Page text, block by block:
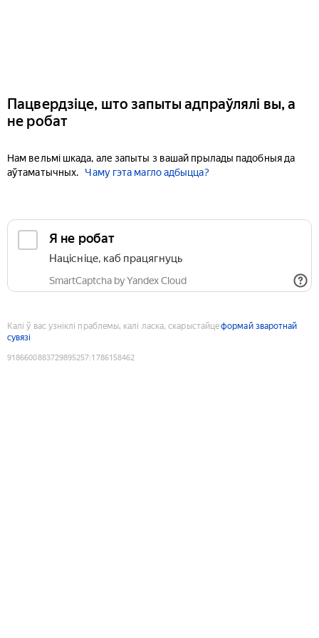
Пацвердзіце, што запыты адпраўлялі вы, а
не робат
Нам вельмі шкада, але запыты з вашай прылады падобныя да
аўтаматычных.
Чаму гэта магло адбыцца?
Я не робат
Націсніце, каб працягнуць
SmartCaptcha by Yandex Cloud
Калі ў вас узніклі праблемы, калі ласка, скарыстайцеформай зваротнай
сувязі
9186600883729895257:1786158462